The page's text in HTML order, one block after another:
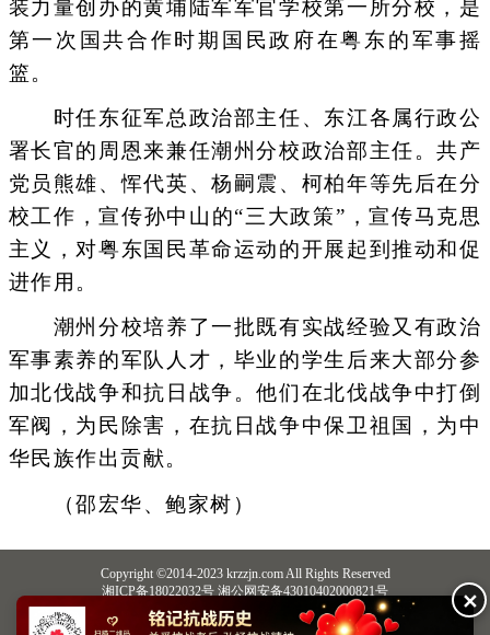
装力量创办的黄埔陆军军官学校第一所分校，是
第一次国共合作时期国民政府在粤东的军事摇
篮。
时任东征军总政治部主任、东江各属行政公
署长官的周恩来兼任潮州分校政治部主任。共产
党员熊雄、恽代英、杨嗣震、柯柏年等先后在分
校工作，宣传孙中山的“三大政策”，宣传马克思
主义，对粤东国民革命运动的开展起到推动和促
进作用。
潮州分校培养了一批既有实战经验又有政治
军事素养的军队人才，毕业的学生后来大部分参
加北伐战争和抗日战争。他们在北伐战争中打倒
军阀，为民除害，在抗日战争中保卫祖国，为中
华民族作出贡献。
（邵宏华、鲍家树）
Copyright ©2014-2023 krzzjn.com All Rights Reserved
湘ICP备18022032号 湘公网安备43010402000821号
中央网信办违法和不良信息举报中心
长沙市互联网违法和不良信息举报中心
不良信息举报电话：0731-85531328 19198230121（微信同号）
✕